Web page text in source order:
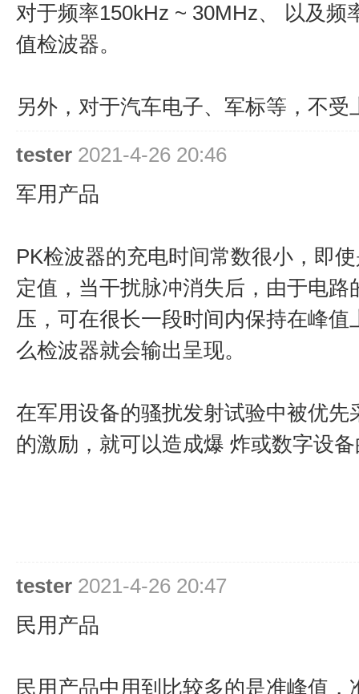
对于频率150kHz ~ 30MHz、 以及频
值检波器。
另外，对于汽车电子、军标等，不
tester 2021-4-26 20:46
军用产品
PK检波器的充电时间常数很小，即
定值，当干扰脉冲消失后，由于电
压，可在很长一段时间内保持在峰
么检波器就会输出呈现。
在军用设备的骚扰发射试验中被优
的激励，就可以造成爆 炸或数字设
tester 2021-4-26 20:47
民用产品
民用产品中用到比较多的是准峰值